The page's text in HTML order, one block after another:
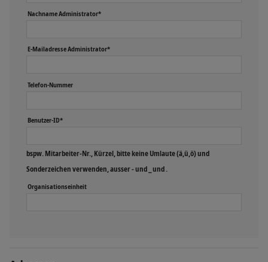
Nachname Administrator*
E-Mailadresse Administrator*
Telefon-Nummer
Benutzer-ID*
bspw. Mitarbeiter-Nr., Kürzel, bitte keine Umlaute (ä,ü,ö) und
Sonderzeichen verwenden, ausser - und _ und .
Organisationseinheit